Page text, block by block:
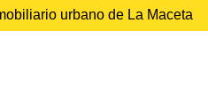
urbano de La Maceta